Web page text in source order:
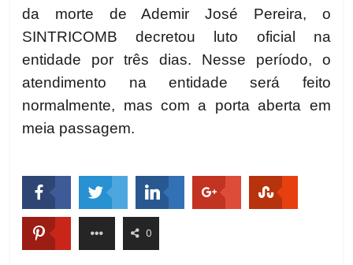
da morte de Ademir José Pereira, o
SINTRICOMB decretou luto oficial na
entidade por três dias. Nesse período, o
atendimento na entidade será feito
normalmente, mas com a porta aberta em
meia passagem.
0